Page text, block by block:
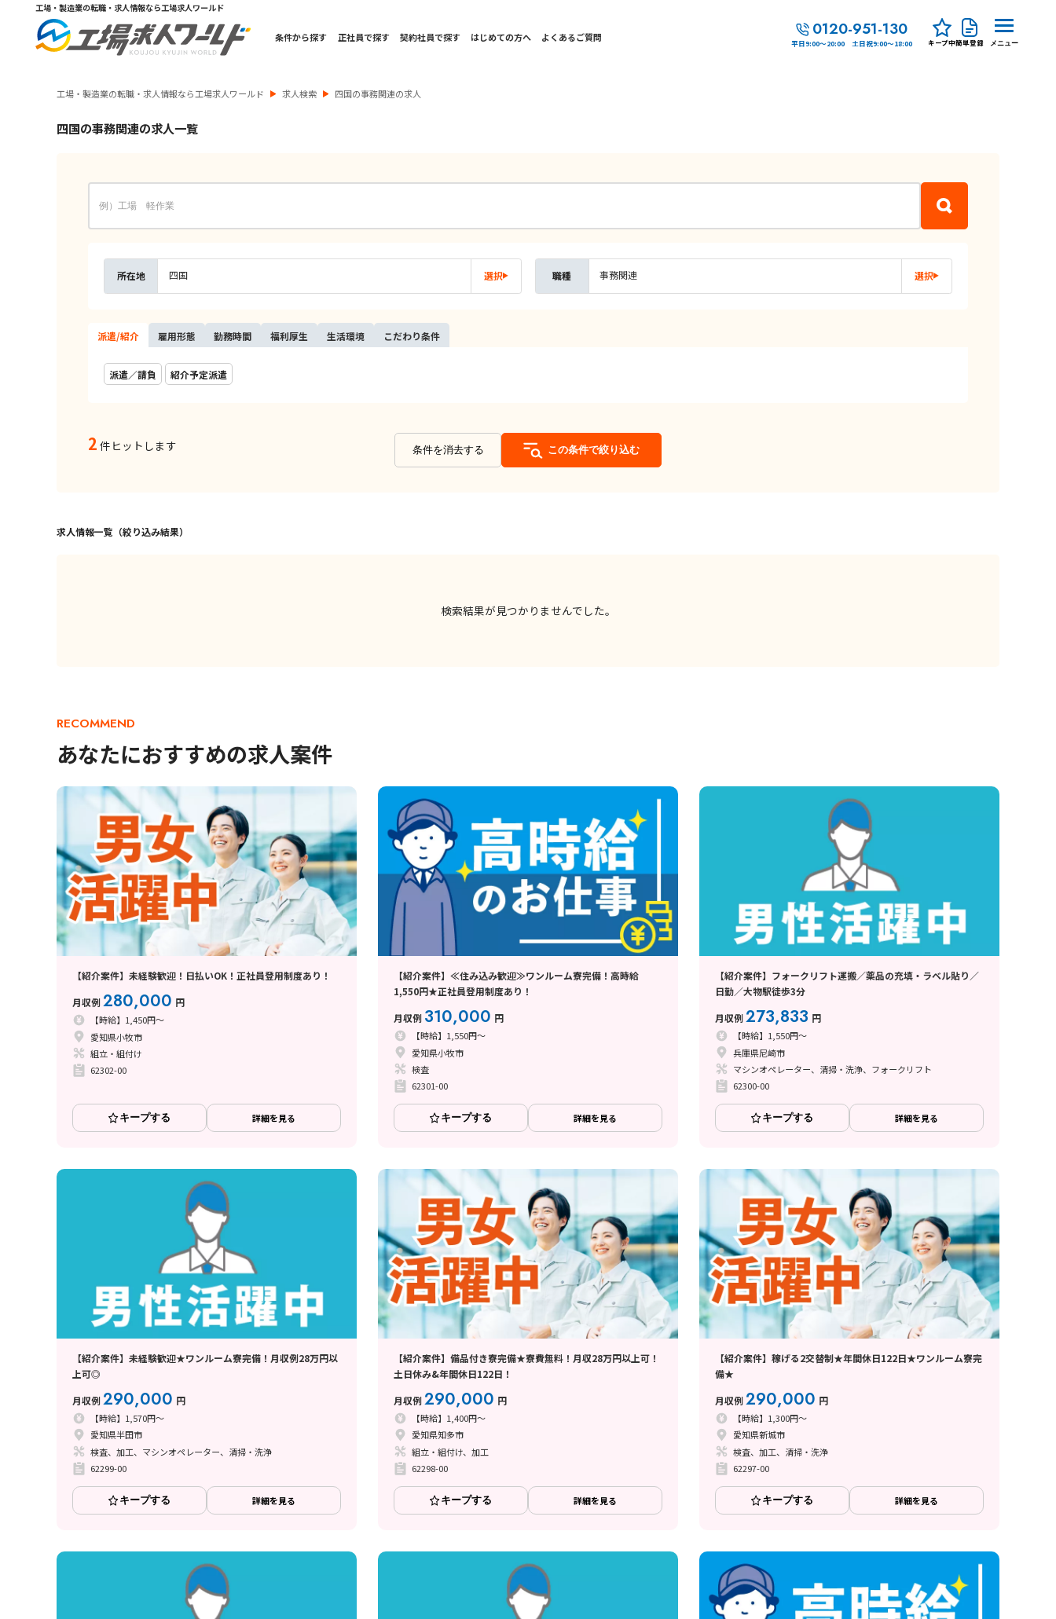
工場・製造業の転職・求人情報なら工場求人ワールド
条件から探す 正社員で探す 契約社員で探す はじめての方へ よくあるご質問 0120-951-130
平日9:00～20:00 土日祝9:00～18:00 キープ中簡単登録 メニュー
工場・製造業の転職・求人情報なら工場求人ワールド 求人検索 四国の事務関連の求人
四国の事務関連の求人一覧
所在地 四国 選択 職種 事務関連 選択
派遣/紹介 雇用形態 勤務時間 福利厚生 生活環境 こだわり条件
派遣／請負 紹介予定派遣
2 件ヒットします 条件を消去する この条件で絞り込む
求人情報一覧（絞り込み結果）
検索結果が見つかりませんでした。
RECOMMEND
あなたにおすすめの求人案件
【紹介案件】未経験歓迎！日払いOK！正社員登用制度あり！
月収例280,000 円
【時給】1,450円～
愛知県小牧市
組立・組付け
62302-00
キープする 詳細を見る
【紹介案件】≪住み込み歓迎≫ワンルーム寮完備！高時給
1,550円★正社員登用制度あり！
月収例 310,000 円
【時給】1,550円～
愛知県小牧市
検査
62301-00
キープする 詳細を見る
【紹介案件】フォークリフト運搬／薬品の充填・ラベル貼り／
日勤／大物駅徒歩3分
月収例273,833 円
【時給】1,550円～
兵庫県尼崎市
マシンオペレーター、清掃・洗浄、フォークリフト
62300-00
キープする 詳細を見る
【紹介案件】未経験歓迎★ワンルーム寮完備！月収例28万円以
上可◎
月収例290,000 円
【時給】1,570円～
愛知県半田市
検査、加工、マシンオペレーター、清掃・洗浄
62299-00
キープする 詳細を見る
【紹介案件】備品付き寮完備★寮費無料！月収28万円以上可！
土日休み&年間休日122日！
月収例290,000 円
【時給】1,400円～
愛知県知多市
組立・組付け、加工
62298-00
キープする 詳細を見る
【紹介案件】稼げる2交替制★年間休日122日★ワンルーム寮完
備★
月収例290,000 円
【時給】1,300円～
愛知県新城市
検査、加工、清掃・洗浄
62297-00
キープする 詳細を見る